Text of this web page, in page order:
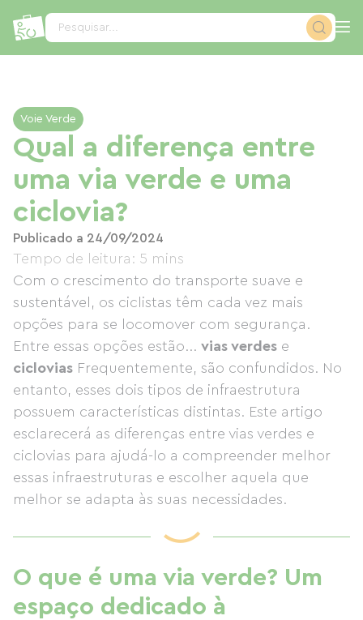
Pesquisar...
Voie Verde
Qual a diferença entre
uma via verde e uma
ciclovia?
Publicado a 24/09/2024
Tempo de leitura: 5 mins
Com o crescimento do transporte suave e
sustentável, os ciclistas têm cada vez mais
opções para se locomover com segurança.
Entre essas opções estão... vias verdes e
ciclovias Frequentemente, são confundidos. No
entanto, esses dois tipos de infraestrutura
possuem características distintas. Este artigo
esclarecerá as diferenças entre vias verdes e
ciclovias para ajudá-lo a compreender melhor
essas infraestruturas e escolher aquela que
melhor se adapta às suas necessidades.
O que é uma via verde? Um
espaço dedicado à
Painel de Gerenciamento de Cookies